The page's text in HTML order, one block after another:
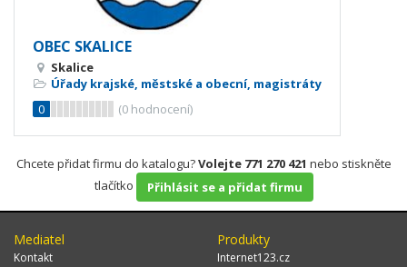
OBEC SKALICE
Skalice
Úřady krajské, městské a obecní, magistráty
0
(0 hodnocení)
Chcete přidat firmu do katalogu?Volejte 771 270 421 nebo stiskněte
tlačítko
Přihlásit se a přidat firmu
Mediatel
Kontakt
Produkty
Internet123.cz